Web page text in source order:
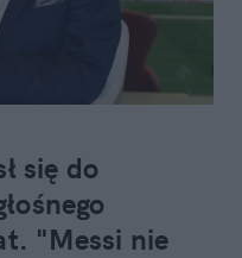
się do
"Messi nie